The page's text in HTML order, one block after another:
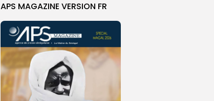
APS MAGAZINE VERSION FR